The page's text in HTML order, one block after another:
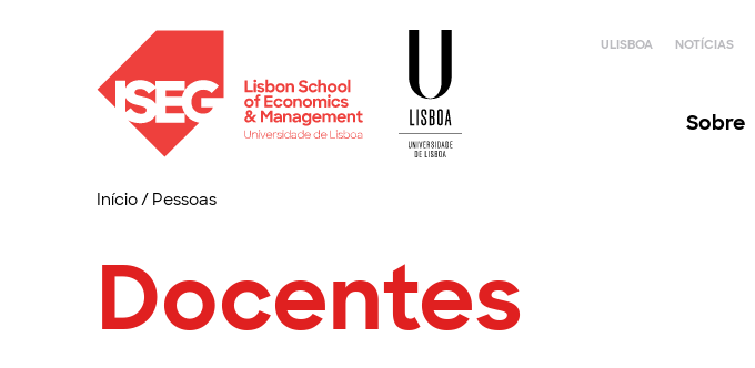
ULISBOA NOTÍCIAS
Sobre
Início/ Pessoas
Docentes